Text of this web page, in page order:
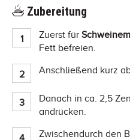
Zubereitung
Zuerst für
Fett befreien.
Anschließend kurz
Danach in ca. 2,5
andrücken.
Zwischendurch den